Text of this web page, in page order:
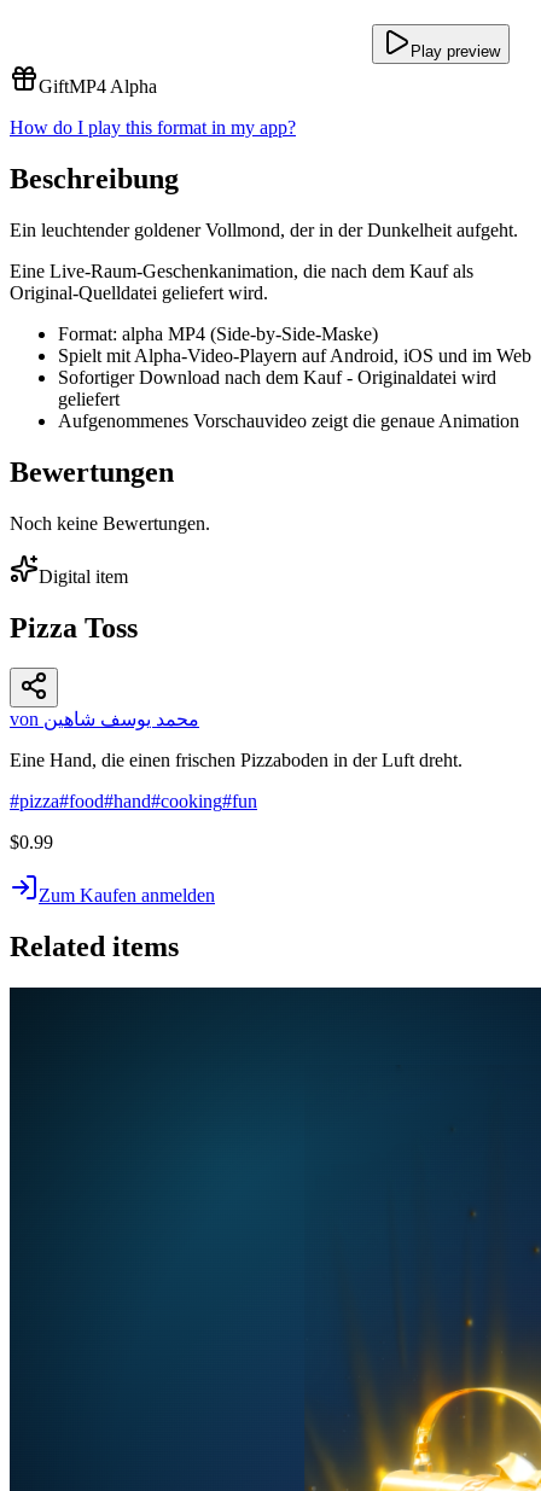
Play preview
GiftMP4 Alpha
How do I play this format in my app?
Beschreibung
Ein leuchtender goldener Vollmond, der in der Dunkelheit aufgeht.
Eine Live-Raum-Geschenkanimation, die nach dem Kauf als
Original-Quelldatei geliefert wird.
Format: alpha MP4 (Side-by-Side-Maske)
Spielt mit Alpha-Video-Playern auf Android, iOS und im Web
Sofortiger Download nach dem Kauf - Originaldatei wird
geliefert
Aufgenommenes Vorschauvideo zeigt die genaue Animation
Bewertungen
Noch keine Bewertungen.
Digital item
Pizza Toss
von محمد يوسف شاهين
Eine Hand, die einen frischen Pizzaboden in der Luft dreht.
#pizza#food#hand#cooking#fun
$0.99
Zum Kaufen anmelden
Related items